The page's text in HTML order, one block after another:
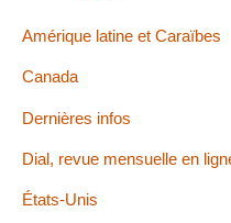
Amérique latine et Caraïbes
Canada
Dernières infos
Dial, revue mensuelle en
États-Unis